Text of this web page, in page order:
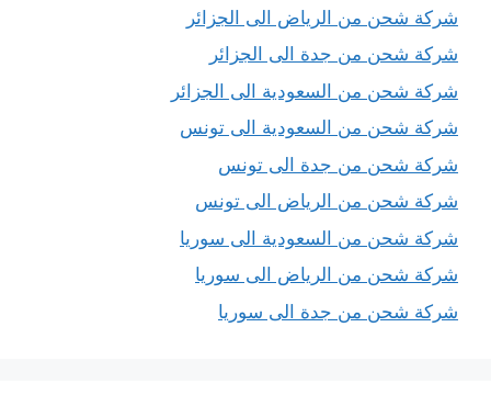
شركة شحن من الرياض الى الجزائر
شركة شحن من جدة الى الجزائر
شركة شحن من السعودية الى الجزائر
شركة شحن من السعودية الى تونس
شركة شحن من جدة الى تونس
شركة شحن من الرياض الى تونس
شركة شحن من السعودية الى سوريا
شركة شحن من الرياض الى سوريا
شركة شحن من جدة الى سوريا